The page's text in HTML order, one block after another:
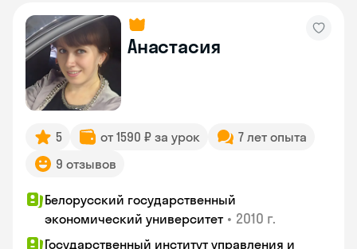
Анастасия
5 от 1590 ₽ за урок
7 лет опыта
9 отзывов
Белорусский государственный
экономический университет • 2010 г.
Государственный институт управления и